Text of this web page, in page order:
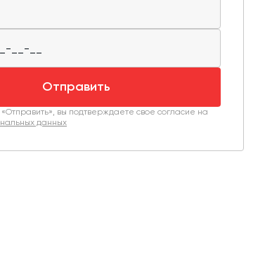
Отправить
вы подтверждаете свое согласие на
данных